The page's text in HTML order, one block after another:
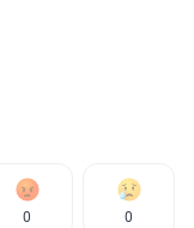
0 0